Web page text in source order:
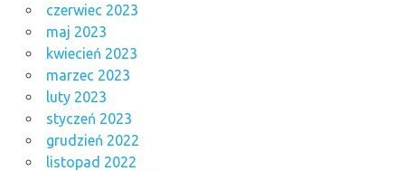
czerwiec 2023
maj 2023
kwiecień 2023
marzec 2023
luty 2023
styczeń 2023
grudzień 2022
listopad 2022